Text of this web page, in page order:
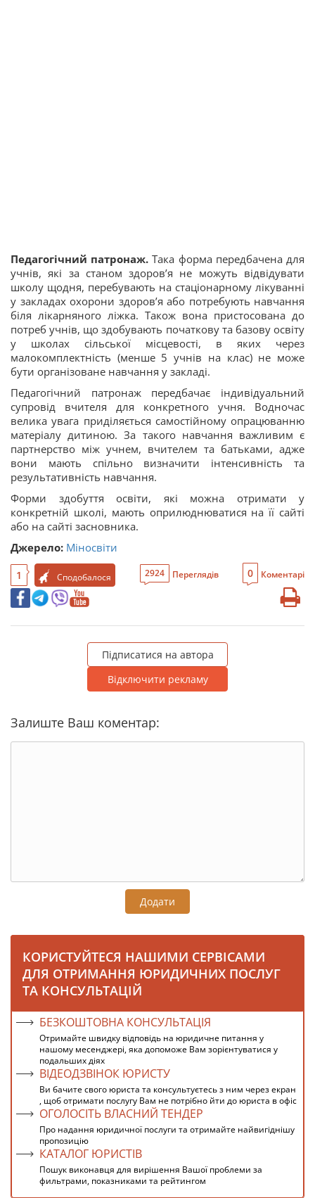
Педагогічний патронаж. Така форма передбачена для
учнів, які за станом здоров’я не можуть відвідувати
школу щодня, перебувають на стаціонарному лікуванні
у закладах охорони здоров’я або потребують навчання
біля лікарняного ліжка. Також вона пристосована до
потреб учнів, що здобувають початкову та базову освіту
у школах сільської місцевості, в яких через
малокомплектність (менше 5 учнів на клас) не може
бути організоване навчання у закладі.
Педагогічний патронаж передбачає індивідуальний
супровід вчителя для конкретного учня. Водночас
велика увага приділяється самостійному опрацюванню
матеріалу дитиною. За такого навчання важливим є
партнерство між учнем, вчителем та батьками, адже
вони мають спільно визначити інтенсивність та
результативність навчання.
Форми здобуття освіти, які можна отримати у
конкретній школі, мають оприлюднюватися на її сайті
або на сайті засновника.
Джерело: Міносвіти
1 Сподобалося 2924 Переглядів 0 Коментарі
Підписатися на автора
Відключити рекламу
Залиште Ваш коментар:
Додати
КОРИСТУЙТЕСЯ НАШИМИ СЕРВІСАМИ
ДЛЯ ОТРИМАННЯ ЮРИДИЧНИХ ПОСЛУГ
ТА КОНСУЛЬТАЦІЙ
БЕЗКОШТОВНА КОНСУЛЬТАЦІЯ
Отримайте швидку відповідь на юридичне питання у
нашому месенджері, яка допоможе Вам зорієнтуватися у
подальших діях
ВІДЕОДЗВІНОК ЮРИСТУ
Ви бачите свого юриста та консультуєтесь з ним через екран
, щоб отримати послугу Вам не потрібно йти до юриста в офіс
ОГОЛОСІТЬ ВЛАСНИЙ ТЕНДЕР
Про надання юридичної послуги та отримайте найвигіднішу
пропозицію
КАТАЛОГ ЮРИСТІВ
Пошук виконавця для вирішення Вашої проблеми за
фильтрами, показниками та рейтингом